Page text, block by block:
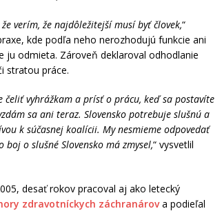
verím, že najdôležitejší musí byť človek,“
kde podľa neho nerozhodujú funkcie ani
ju odmieta. Zároveň deklaroval odhodlanie
stratou práce.
vyhrážkam a prísť o prácu, keď sa postavíte
sa ani teraz. Slovensko potrebuje slušnú a
k súčasnej koalícii. My nesmieme odpovedať
o slušné Slovensko má zmysel,“ vysvetlil
desať rokov pracoval aj ako letecký
zdravotníckych záchranárova podieľal